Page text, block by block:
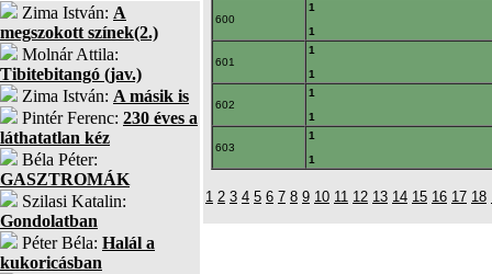
Zima István: A
megszokott színek(2.)
Molnár Attila:
Tibitebitangó (jav.)
Zima István: A másik is
Pintér Ferenc: 230 éves a
láthatatlan kéz
Béla Péter:
GASZTROMÁK
Szilasi Katalin:
Gondolatban
Péter Béla: Halál a
kukoricásban
600
1
1
601
1
1
602
1
1
603
1
1
1 2 3 4 5 6 7 8 9 10 11 12 13 14 15 16 17 18